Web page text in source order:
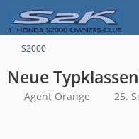
S2000
Neue
Agent Orange 25.